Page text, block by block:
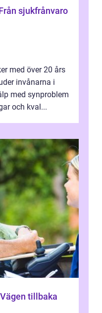
sjukfrånvaro
med över 20 års
invånarna i
med synproblem
och kval...
tillbaka